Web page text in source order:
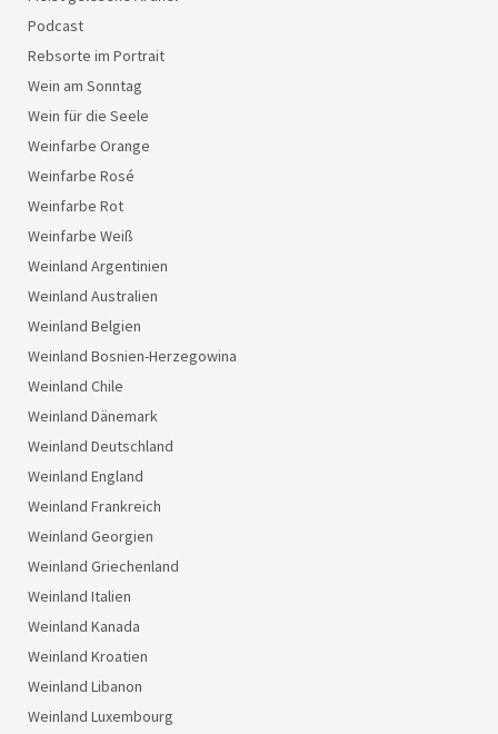
Podcast
Rebsorte im Portrait
Wein am Sonntag
Wein für die Seele
Weinfarbe Orange
Weinfarbe Rosé
Weinfarbe Rot
Weinfarbe Weiß
Weinland Argentinien
Weinland Australien
Weinland Belgien
Weinland Bosnien-Herzegowina
Weinland Chile
Weinland Dänemark
Weinland Deutschland
Weinland England
Weinland Frankreich
Weinland Georgien
Weinland Griechenland
Weinland Italien
Weinland Kanada
Weinland Kroatien
Weinland Libanon
Weinland Luxembourg